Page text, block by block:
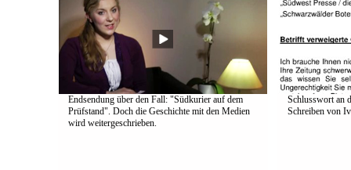
Endsendung über den Fall: "Südkurier auf dem
Prüfstand". Doch die Geschichte mit den Medien
wird weitergeschrieben.
Schlusswort an
Schreiben von